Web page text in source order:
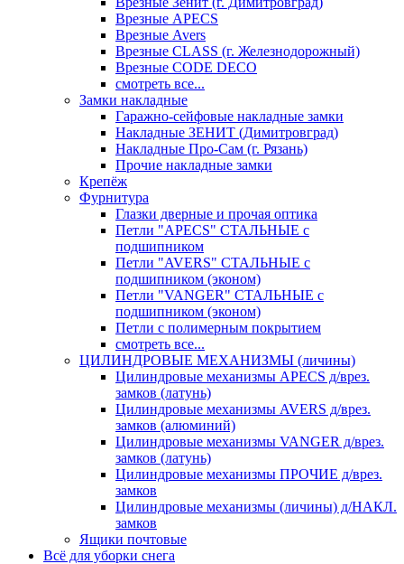
Врезные APECS
Врезные Avers
Врезные CLASS (г. Железнодорожный)
Врезные CODE DECO
смотреть все...
Замки накладные
Гаражно-сейфовые накладные замки
Накладные ЗЕНИТ (Димитровград)
Накладные Про-Сам (г. Рязань)
Прочие накладные замки
Крепёж
Фурнитура
Глазки дверные и прочая оптика
Петли "APECS" СТАЛЬНЫЕ с
подшипником
Петли "AVERS" СТАЛЬНЫЕ с
подшипником (эконом)
Петли "VANGER" СТАЛЬНЫЕ с
подшипником (эконом)
Петли с полимерным покрытием
смотреть все...
ЦИЛИНДРОВЫЕ МЕХАНИЗМЫ (личины)
Цилиндровые механизмы APECS д/врез.
замков (латунь)
Цилиндровые механизмы AVERS д/врез.
замков (алюминий)
Цилиндровые механизмы VANGER д/врез.
замков (латунь)
Цилиндровые механизмы ПРОЧИЕ д/врез.
замков
Цилиндровые механизмы (личины) д/НАКЛ.
замков
Ящики почтовые
Всё для уборки снега